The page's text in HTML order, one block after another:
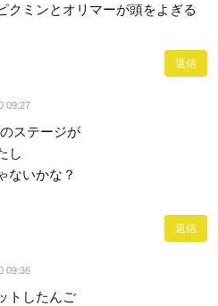
クミンとオリマーが頭をよぎる
返信
09:27
ステージが
し
ないかな？
返信
09:36
トしたんご